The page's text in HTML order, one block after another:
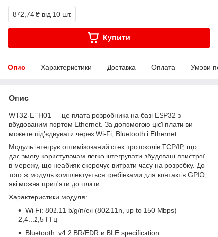
872,74 ₴ від 10 шт.
Купити
Опис Характеристики Доставка Оплата Умови
Опис
WT32-ETH01 — це плата розробника на базі ESP32 з
вбудованим портом Ethernet. За допомогою цієї плати ви
можете під'єднувати через Wi-Fi, Bluetooth і Ethernet.
Модуль інтегрує оптимізований стек протоколів TCP/IP, що
дає змогу користувачам легко інтегрувати вбудовані пристрої
в мережу, що неабияк скорочує витрати часу на розробку. До
того ж модуль комплектується гребінками для контактів GPIO,
які можна прип'яти до плати.
Характеристики модуля:
Wi-Fi: 802.11 b/g/n/e/i (802.11n, up to 150 Mbps)
2,4...2,5 ГГц
Bluetooth: v4.2 BR/EDR и BLE specification